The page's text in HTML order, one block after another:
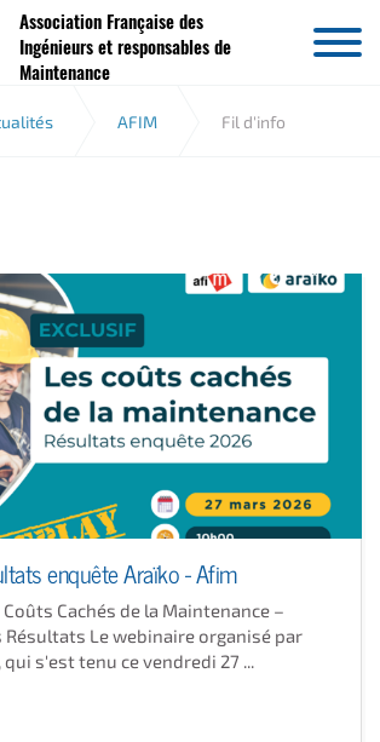
Aller au contenu
Association Française des
Ingénieurs et responsables de
Maintenance
AFIM Fil d'info
enquête Araïko - Afim
Cachés de la Maintenance –
Le webinaire organisé par
s'est tenu ce vendredi 27 ...